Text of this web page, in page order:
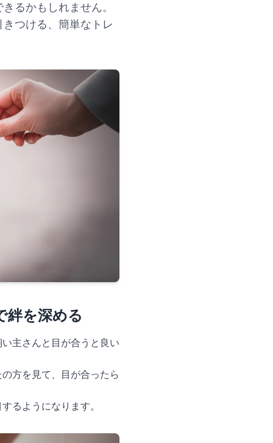
るかもしれません。
つける、簡単なトレ
絆を深める
主さんと目が合うと良い
方を見て、目が合ったら
るようになります。